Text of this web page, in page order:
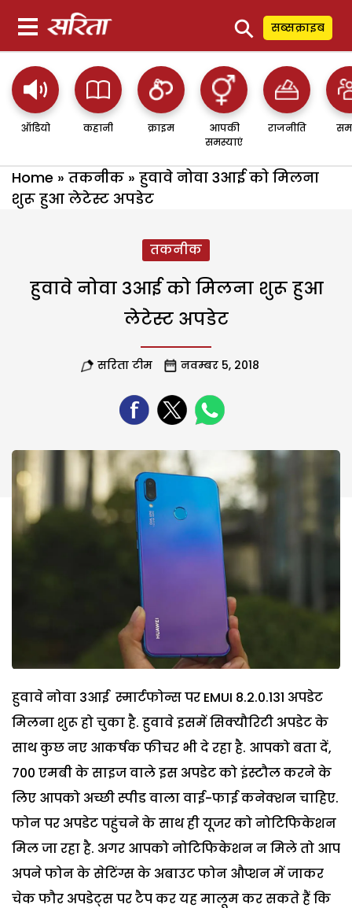
⚲ सब्सक्राइब
ऑडियो कहानी क्राइम
आपकी
समस्याएं
राजनीति
Home » तकनीक » हुवावे नोवा 3आई को मिलना
शुरू हुआ लेटेस्ट अपडेट
तकनीक
हुवावे नोवा 3आई को मिलना शुरू हुआ
लेटेस्ट अपडेट
सरिता टीम नवम्बर 5, 2018
हुवावे नोवा 3आई स्मार्टफोन्स पर EMUI 8.2.0.131 अपडेट
मिलना शुरू हो चुका है. हुवावे इसमें सिक्यौरिटी अपडेट के
साथ कुछ नए आकर्षक फीचर भी दे रहा है. आपको बता दें,
700 एमबी के साइज वाले इस अपडेट को इंस्टौल करने के
लिए आपको अच्छी स्पीड वाला वाई-फाई कनेक्शन चाहिए.
फोन पर अपडेट पहुंचने के साथ ही यूजर को नोटिफिकेशन
मिल जा रहा है. अगर आपको नोटिफिकेशन न मिले तो आप
अपने फोन के सेटिंग्स के अबाउट फोन औप्शन में जाकर
चेक फौर अपडेट्स पर टैप कर यह मालूम कर सकते हैं कि